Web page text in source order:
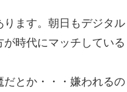
ます。朝日もデジタル
時代にマッチしている
とか・・・嫌われるの